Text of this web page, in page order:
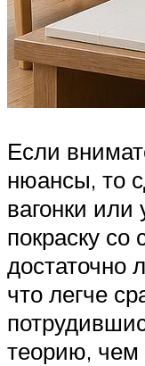
Если
нюансы, то
вагонки или
покраску
достаточно
что легче
теорию, чем